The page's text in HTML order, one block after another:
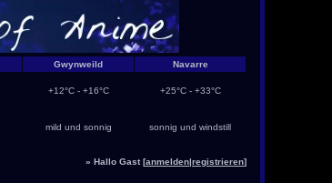
Gwynweild Navarre
+12°C - +16°C +25°C - +33°C
mild und sonnig sonnig und windstill
» Hallo Gast [anmelden|registrieren]